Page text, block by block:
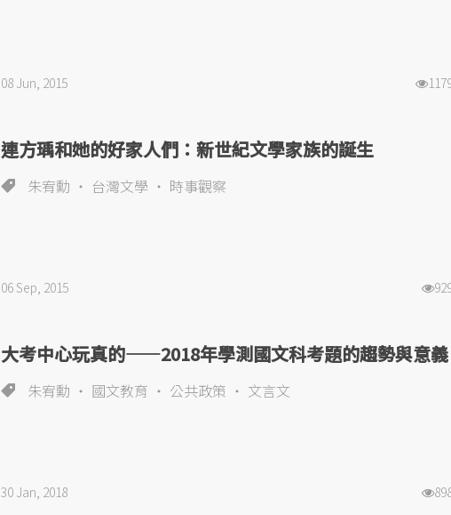
08 Jun, 2015
連方瑀和她的好家人們：新世紀文學家族的誕生
朱宥勳 台灣文學 時事觀察
06 Sep, 2015
大考中心玩真的——2018年學測國文科考題的趨勢與意義
朱宥勳 國文教育 公共政策 文言文
30 Jan, 2018